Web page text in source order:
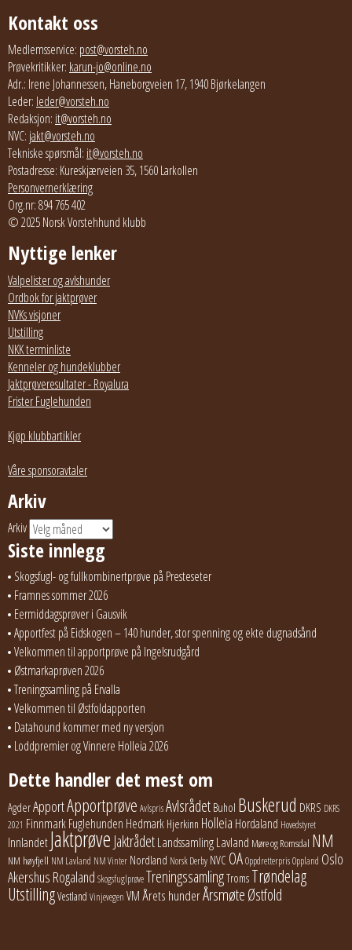
Kontakt oss
Medlemsservice: post@vorsteh.no
Prøvekritikker: karun-jo@online.no
Adr.: Irene Johannessen, Haneborgveien 17, 1940 Bjørkelangen
Leder: leder@vorsteh.no
Redaksjon: it@vorsteh.no
NVC: jakt@vorsteh.no
Tekniske spørsmål: it@vorsteh.no
Postadresse: Kureskjærveien 35, 1560 Larkollen
Personvernerklæring
Org.nr: 894 765 402
© 2025 Norsk Vorstehhund klubb
Nyttige lenker
Valpelister og avlshunder
Ordbok for jaktprøver
NVKs visjoner
Utstilling
NKK terminliste
Kenneler og hundeklubber
Jaktprøveresultater - Royalura
Frister Fuglehunden
Kjøp klubbartikler
Våre sponsoravtaler
Arkiv
Arkiv
Siste innlegg
Skogsfugl- og fullkombinertprøve på Presteseter
Framnes sommer 2026
Eermiddagsprøver i Gausvik
Apportfest på Eidskogen – 140 hunder, stor spenning og ekte dugnadsånd
Velkommen til apportprøve på Ingelsrudgård
Østmarkaprøven 2026
Treningssamling på Ervalla
Velkommen til Østfoldapporten
Datahound kommer med ny versjon
Loddpremier og Vinnere Holleia 2026
Dette handler det mest om
AgderApportApportprøve AvlsprisAvlsrådet Buhol Buskerud DKRS DKRS
2021 FinnmarkFuglehunden Hedmark Hjerkinn Holleia Hordaland Hovedstyret
InnlandetJaktprøve JaktrådetLandssamlingLavland Møre og Romsdal NM
NM høyfjell NM Lavland NM Vinter Nordland Norsk Derby NVC OAOppdretterprisOppland Oslo
Akershus Rogaland SkogsfuglprøveTreningssamlingTroms Trøndelag
UtstillingVestland Vinjevegen VMÅrets hunderÅrsmøteØstfold